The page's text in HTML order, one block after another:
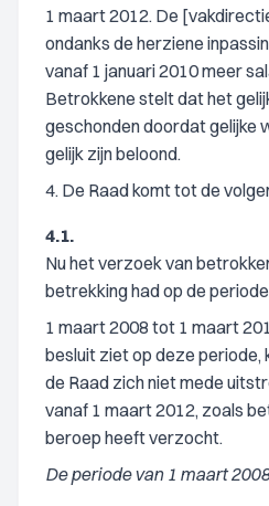
1 maart 2012. De
ondanks de herziene
vanaf 1 januari 2010 meer
Betrokkene stelt dat het
geschonden doordat gelijke
gelijk zijn beloond.
4. De Raad komt tot de
4.1.
Nu het verzoek van
betrekking had op de
1 maart 2008 tot 1 maart
besluit ziet op deze periode,
de Raad zich niet mede
vanaf 1 maart 2012, zoals
beroep heeft verzocht.
De periode van 1 maart